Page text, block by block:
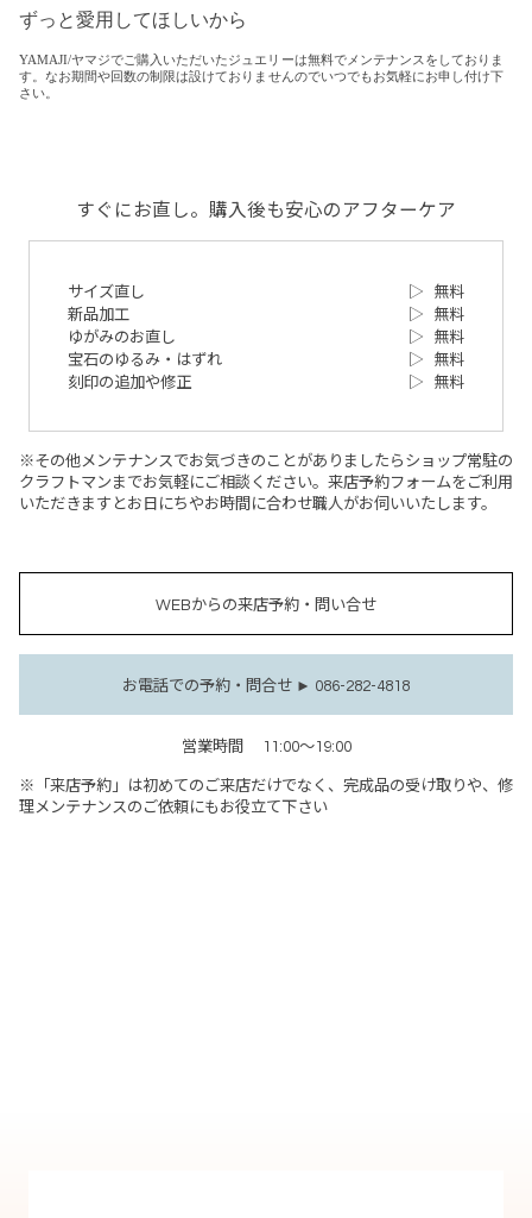
ずっと愛用してほしいから
YAMAJI/ヤマジでご購入いただいたジュエリーは無料でメンテナンスをしておりま
す。なお期間や回数の制限は設けておりませんのでいつでもお気軽にお申し付け下
さい。
すぐにお直し。購入後も安心のアフターケア
サイズ直し ▷
無料
新品加工
▷
無料
ゆがみのお直し
▷
無料
宝石のゆるみ・はずれ
▷
無料
刻印の追加や修正
▷ 無料
※その他メンテナンスでお気づきのことがありましたらショップ常駐の
クラフトマンまでお気軽にご相談ください。来店予約フォームをご利用
いただきますとお日にちやお時間に合わせ職人がお伺いいたします。
WEBからの来店予約・問い合せ
お電話での予約・問合せ ► 086-282-4818
営業時間 11:00～19:00
※「来店予約」は初めてのご来店だけでなく、完成品の受け取りや、修
理メンテナンスのご依頼にもお役立て下さい